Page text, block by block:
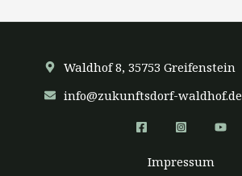
Waldhof 8, 35753 Greifenstein
info@zukunftsdorf-waldhof.de
Impressum